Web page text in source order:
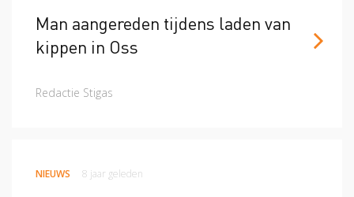
Man aangereden tijdens laden van
kippen in Oss
Redactie Stigas
NIEUWS 8 jaar geleden